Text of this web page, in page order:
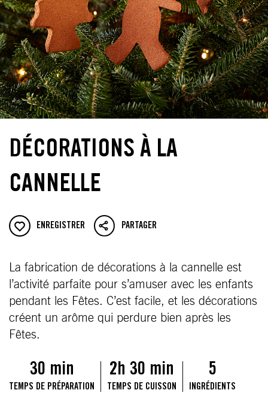
DÉCORATIONS À LA
CANNELLE
ENREGISTRER PARTAGER
La fabrication de décorations à la cannelle est
l’activité parfaite pour s’amuser avec les enfants
pendant les Fêtes. C’est facile, et les décorations
créent un arôme qui perdure bien après les
Fêtes.
30 min
TEMPS DE PRÉPARATION
2h 30 min
TEMPS DE CUISSON
5
INGRÉDIENTS